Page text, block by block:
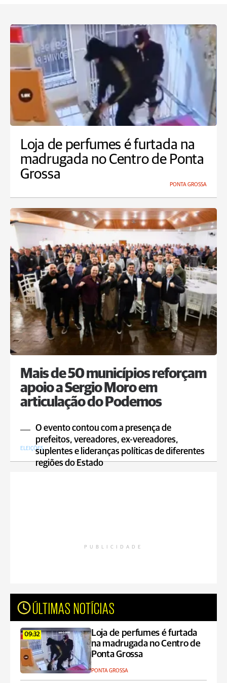
Loja de perfumes é furtada na
madrugada no Centro de Ponta
Grossa
PONTA GROSSA
Mais de 50 municípios reforçam
apoio a Sergio Moro em
articulação do Podemos
O evento contou com a presença de
prefeitos, vereadores, ex-vereadores,
suplentes e lideranças políticas de diferentes
regiões do Estado
ELEIÇÕES
PUBLICIDADE
ÚLTIMAS NOTÍCIAS
09:32
Loja de perfumes é furtada
na madrugada no Centro de
Ponta Grossa
PONTA GROSSA